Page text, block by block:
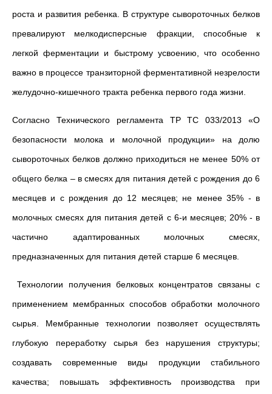
роста и развития ребенка. В структуре сывороточных белков
превалируют мелкодисперсные фракции, способные к
легкой ферментации и быстрому усвоению, что особенно
важно в процессе транзиторной ферментативной незрелости
желудочно-кишечного тракта ребенка первого года жизни.
Согласно Технического регламента ТР ТС 033/2013 «О
безопасности молока и молочной продукции» на долю
сывороточных белков должно приходиться не менее 50% от
общего белка – в смесях для питания детей с рождения до 6
месяцев и с рождения до 12 месяцев; не менее 35% - в
молочных смесях для питания детей с 6-и месяцев; 20% - в
частично адаптированных молочных смесях,
предназначенных для питания детей старше 6 месяцев.
Технологии получения белковых концентратов связаны с
применением мембранных способов обработки молочного
сырья. Мембранные технологии позволяет осуществлять
глубокую переработку сырья без нарушения структуры;
создавать современные виды продукции стабильного
качества; повышать эффективность производства при